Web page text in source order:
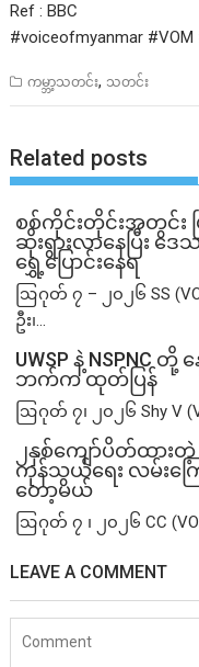
Ref : BBC
#voiceofmyanmar
ကမ္ဘာ့သတင်း, သတင်း
Related posts
စစ်ကိုင်းတိုင်းအတွင်း
ဆိုးရွားလာနေပြီး ဒေ
ရွှေ့ပြောင်းနေရ
ဩဂုတ် ၇ – ၂၀၂၆ SS
ဦး၊...
UWSP နဲ့ NSPNC
ဘက်က ထုတ်ပြန်
ဩဂုတ် ၇၊ ၂၀၂၆ Shy V
၂နှစ်​ကျော်ပိတ်ထားတဲ့
ကုန်သွယ်ရေး လမ်းကြ
တော့မယ်
ဩဂုတ် ၇ ၊ ၂၀၂၆ CC
LEAVE A COMMENT